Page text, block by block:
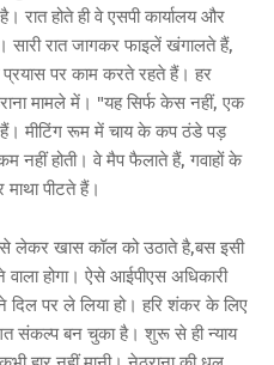
रात होते ही वे एसपी कार्यालय और
रात जागकर फाइलें खंगालते हैं,
पर काम करते रहते हैं। हर
मामले में। "यह सिर्फ केस नहीं, एक
मीटिंग रूम में चाय के कप ठंडे पड़
होती। वे मैप फैलाते हैं, गवाहों के
माथा पीटते हैं।
से लेकर खास कॉल को उठाते है,बस इसी
होगा। ऐसे आईपीएस अधिकारी
दिल पर ले लिया हो। हरि शंकर के लिए
संकल्प बन चुका है। शुरू से ही न्याय